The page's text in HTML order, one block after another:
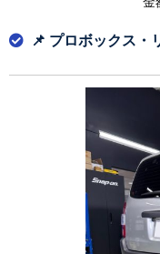
📌 プロボックス・